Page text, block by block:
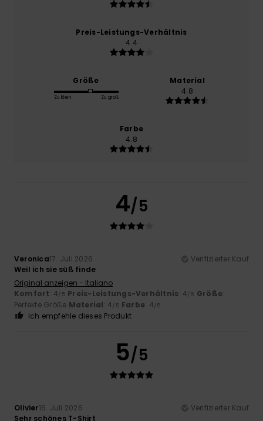
Preis-Leistungs-Verhältnis
4.4
Größe
Zu klein Zu groß
Material
4.8
Farbe
4.8
4/5
Veronica17. Juli 2026
Verifizierter Kauf
Weil ich sie süß finde
Original anzeigen - Italiano
Komfort: 4/5 Preis-Leistungs-Verhältnis: 4/5 Größe:
Perfekte Größe Material: 4/5 Farbe: 4/5
Ich empfehle dieses Produkt
5/5
Olivier16. Juli 2026
Verifizierter Kauf
Sehr schönes T-Shirt